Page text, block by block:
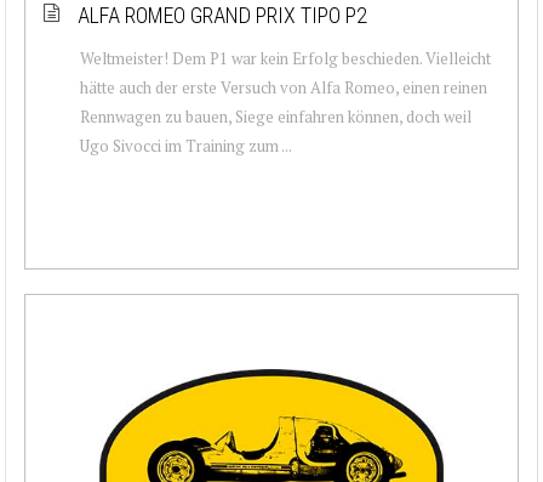
ALFA ROMEO GRAND PRIX TIPO P2
Weltmeister! Dem P1 war kein Erfolg beschieden. Vielleicht
hätte auch der erste Versuch von Alfa Romeo, einen reinen
Rennwagen zu bauen, Siege einfahren können, doch weil
Ugo Sivocci im Training zum ...